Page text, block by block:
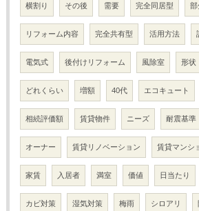
横割り その後 需要 完全同居型 部
リフォーム内容 完全共有型 活用方法
電気式 後付けリフォーム 風除室 形状
どれくらい 増額 40代 エコキュート
相続評価額 賃貸物件 ニーズ 耐震基準
オーナー 賃貸リノベーション 賃貸マンシ
家賃 入居者 満室 価値 日当たり
カビ対策 湿気対策 梅雨 シロアリ